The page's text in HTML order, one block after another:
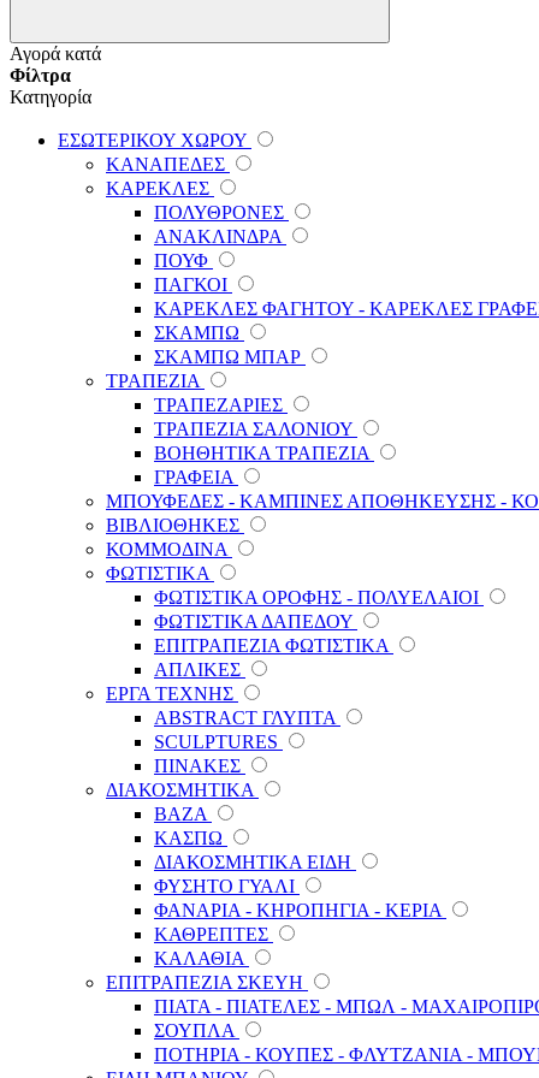
Αγορά κατά
Φίλτρα
Κατηγορία
ΕΣΩΤΕΡΙΚΟΥ ΧΩΡΟΥ
ΚΑΝΑΠΕΔΕΣ
ΚΑΡΕΚΛΕΣ
ΠΟΛΥΘΡΟΝΕΣ
ΑΝΑΚΛΙΝΔΡΑ
ΠΟΥΦ
ΠΑΓΚΟΙ
ΚΑΡΕΚΛΕΣ ΦΑΓΗΤΟΥ - ΚΑΡΕΚΛΕΣ
ΣΚΑΜΠΩ
ΣΚΑΜΠΩ ΜΠΑΡ
ΤΡΑΠΕΖΙΑ
ΤΡΑΠΕΖΑΡΙΕΣ
ΤΡΑΠΕΖΙΑ ΣΑΛΟΝΙΟΥ
ΒΟΗΘΗΤΙΚΑ ΤΡΑΠΕΖΙΑ
ΓΡΑΦΕΙΑ
ΜΠΟΥΦΕΔΕΣ - ΚΑΜΠΙΝΕΣ ΑΠΟΘΗΚΕΥΣΗΣ -
ΒΙΒΛΙΟΘΗΚΕΣ
ΚΟΜΜΟΔΙΝΑ
ΦΩΤΙΣΤΙΚΑ
ΦΩΤΙΣΤΙΚΑ ΟΡΟΦΗΣ - ΠΟΛΥΕΛΑΙΟΙ
ΦΩΤΙΣΤΙΚΑ ΔΑΠΕΔΟΥ
ΕΠΙΤΡΑΠΕΖΙΑ ΦΩΤΙΣΤΙΚΑ
ΑΠΛΙΚΕΣ
ΕΡΓΑ ΤΕΧΝΗΣ
ABSTRACT ΓΛΥΠΤΑ
SCULPTURES
ΠΙΝΑΚΕΣ
ΔΙΑΚΟΣΜΗΤΙΚΑ
ΒΑΖΑ
ΚΑΣΠΩ
ΔΙΑΚΟΣΜΗΤΙΚΑ ΕΙΔΗ
ΦΥΣΗΤΟ ΓΥΑΛΙ
ΦΑΝΑΡΙΑ - ΚΗΡΟΠΗΓΙΑ - ΚΕΡΙΑ
ΚΑΘΡΕΠΤΕΣ
ΚΑΛΑΘΙΑ
ΕΠΙΤΡΑΠΕΖΙΑ ΣΚΕΥΗ
ΠΙΑΤΑ - ΠΙΑΤΕΛΕΣ - ΜΠΩΛ -
ΣΟΥΠΛΑ
ΠΟΤΗΡΙΑ - ΚΟΥΠΕΣ - ΦΛΥΤΖΑΝΙΑ -